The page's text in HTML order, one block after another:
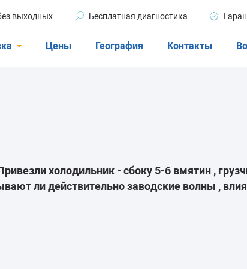
выходных Бесплатная диагностика
Цены География Контакты
холодильник - сбоку 5-6 вмятин ,
ли действительно заводские волны ,